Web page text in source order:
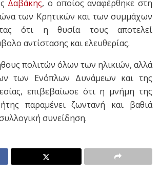
Δαβάκης, ο οποίος αναφέρθηκε στη
των Κρητικών και των συμμάχων
ότι η θυσία τους αποτελεί
αντίστασης και ελευθερίας.
πολιτών όλων των ηλικιών, αλλά
των Ενόπλων Δυνάμεων και της
επιβεβαίωσε ότι η μνήμη της
παραμένει ζωντανή και βαθιά
συνείδηση.